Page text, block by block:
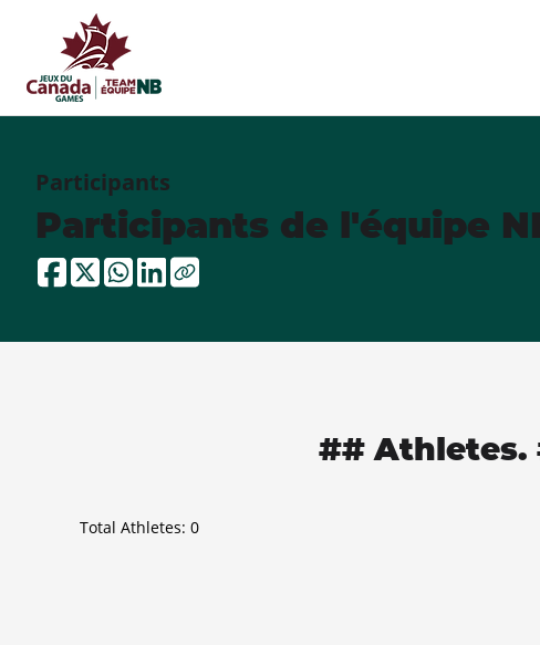
Participants
Participants de l'équipe
## Athletes.
Total Athletes: 0